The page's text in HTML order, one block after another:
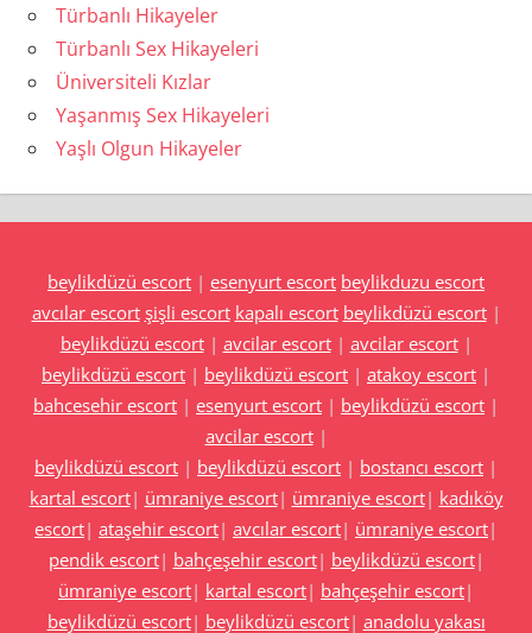
Türbanlı Hikayeler
Türbanlı Sex Hikayeleri
Üniversiteli Kızlar
Yaşanmış Sex Hikayeleri
Yaşlı Olgun Hikayeler
beylikdüzü escort | esenyurt escort beylikduzu escort
avcılar escort şişli escort kapalı escort beylikdüzü escort|
beylikdüzü escort| avcilar escort| avcilar escort|
beylikdüzü escort | beylikdüzü escort | atakoy escort |
bahcesehir escort | esenyurt escort | beylikdüzü escort |
avcilar escort|
beylikdüzü escort | beylikdüzü escort | bostancı escort |
kartal escort| ümraniye escort| ümraniye escort| kadıköy
escort| ataşehir escort| avcılar escort| ümraniye escort|
pendik escort| bahçeşehir escort| beylikdüzü escort|
ümraniye escort| kartal escort| bahçeşehir escort|
beylikdüzü escort| beylikdüzü escort| anadolu yakası